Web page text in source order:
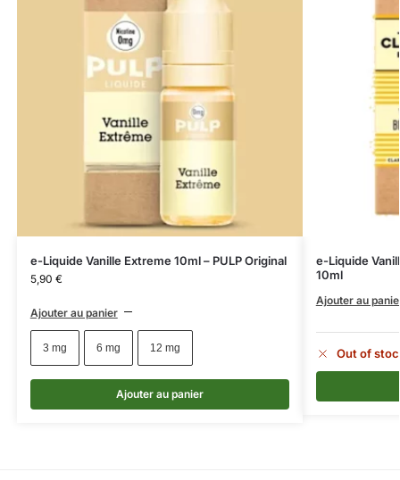
e-Liquide Vanille Extreme 10ml – PULP Original
5,90 €
Ajouter au panier
3 mg 6 mg 12 mg
Ajouter au panier
e-Liquide
10ml
Ajouter au
Out of